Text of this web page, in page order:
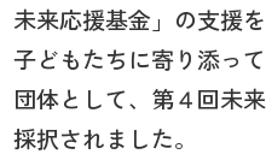
未来応援基金」の支援
子どもたちに寄り添っ
団体として、第４回未
採択されました。